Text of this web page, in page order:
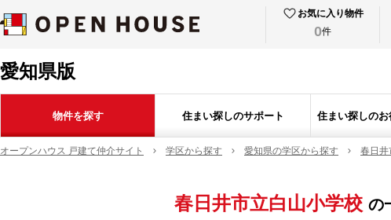
お気に入り物件
0件
愛知県版
物件を探す 住まい探しのサポート 住まい探しの
オープンハウス 戸建て仲介サイト 学区から探す 愛知県の学区から探す 春日井
春日井市立白山小学校 の